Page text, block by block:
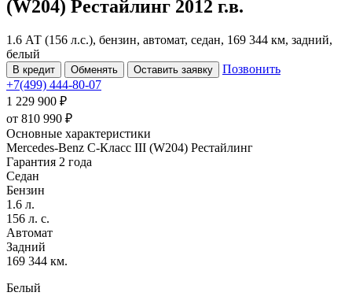
(W204) Рестайлинг 2012 г.в.
1.6 АТ (156 л.с.), бензин, автомат, седан, 169 344 км, задний,
белый
В кредит Обменять Оставить заявку
Позвонить
+7(499) 444-80-07
1 229 900 ₽
от 810 990 ₽
Основные характеристики
Mercedes-Benz C-Класс III (W204) Рестайлинг
Гарантия 2 года
Седан
Бензин
1.6 л.
156 л. с.
Автомат
Задний
169 344 км.
Белый